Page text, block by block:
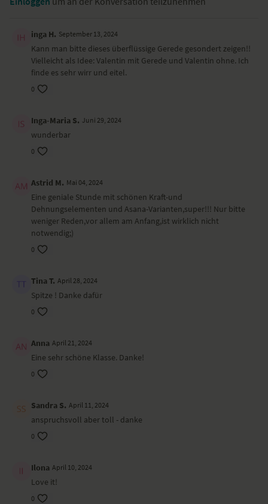
gedrehte Kindhaltung – Parivrtta Balasana
Tiger – Vyaghrasana
herabschauender Hund – Adho Mukha Svanasana
halber Sonnengruß – Ardha Surya Namaskar
dreibeiniger Hund – Eka Pada Adho Mukha Svanasana
Wild Thing/ Rockstar – Camatkarasana
tiefer Ausfallschritt – Anjaneyasana
dynamische Pyramide – Parsvottanasana
Dreieck – Trikonasana
stehende gegrätschte Vorbeuge – Prasarita Padottanasana
Kopfstand – Sirsasana
Tisch – Purvottanasana
Scheibenwischer
Taube – Eka Pada Rajakapotasana
Shavasana
Wirkung und Vorteile der Yoga-Übungs-Sequenz
Freude und Leichtigkeit in deinem Leben.
Ort und Ausstattung
ist es möglich, dass die Video- oder Tonqualität nicht der gewohnten
YogaEasy-Qualität entspricht.
inga H. September 13, 2024
Kann man bitte dieses überflüssige Gerede gesondert zeigen!!
Vielleicht als Idee: Valentin mit Gerede und Valentin ohne. Ich
finde es sehr wirr und eitel.
0
Inga-Maria S. Juni 29, 2024
wunderbar
0
Astrid M. Mai 04, 2024
Eine geniale Stunde mit schönen Kraft-und
Dehnungselementen und Asana-Varianten,super!!! Nur bitte
weniger Reden,vor allem am Anfang,ist wirklich nicht
notwendig;)
0
Tina T. April 28, 2024
Spitze ! Danke dafür
0
Anna April 21, 2024
Eine sehr schöne Klasse. Danke!
0
Sandra S. April 11, 2024
anspruchsvoll aber toll - danke
0
Ilona April 10, 2024
Love it!
0